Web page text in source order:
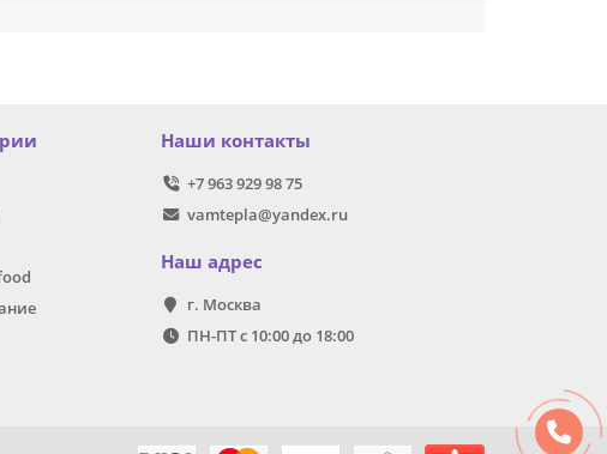
Наши контакты
+7 963 929 98 75
vamtepla@yandex.ru
Наш адрес
г. Москва
ПН-ПТ с 10:00 до 18:00